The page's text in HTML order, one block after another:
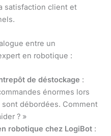
satisfaction client et
entre un
en robotique :
de déstockage :
énormes lors
débordées. Comment
? »
robotique chez LogiBot :